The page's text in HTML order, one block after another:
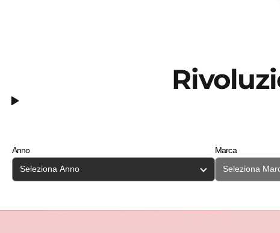
Anno Marca